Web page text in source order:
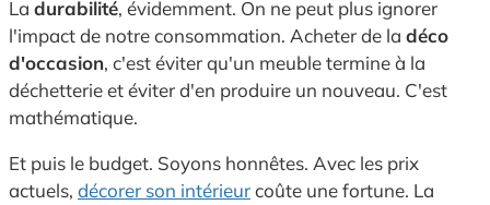
La durabilité, évidemment. On ne peut plus ignorer
l'impact de notre consommation. Acheter de la déco
d'occasion, c'est éviter qu'un meuble termine à la
déchetterie et éviter d'en produire un nouveau. C'est
mathématique.
Et puis le budget. Soyons honnêtes. Avec les prix
actuels, décorer son intérieurcoûte une fortune. La